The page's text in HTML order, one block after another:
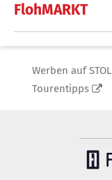
FlohMARKT
Werben auf STOL
Tourentipps